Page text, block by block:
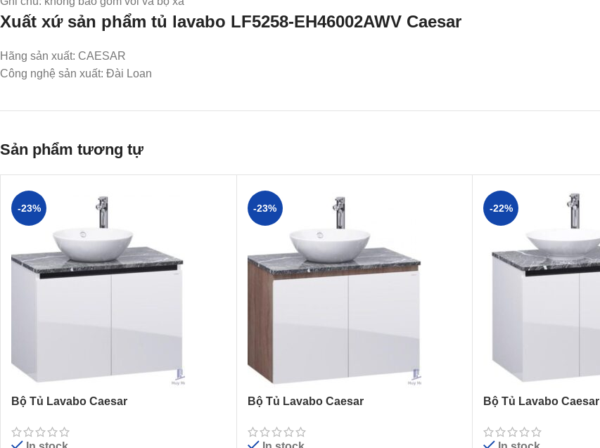
Xuất xứ sản phẩm tủ lavabo LF5258-EH46002AWV Caesar
Hãng sản xuất: CAESAR
Công nghệ sản xuất: Đài Loan
Sản phẩm tương tự
-23%
Bộ Tủ Lavabo Caesar
-23%
Bộ Tủ Lavabo Caesar
-22%
Bộ Tủ Lavabo Caesar